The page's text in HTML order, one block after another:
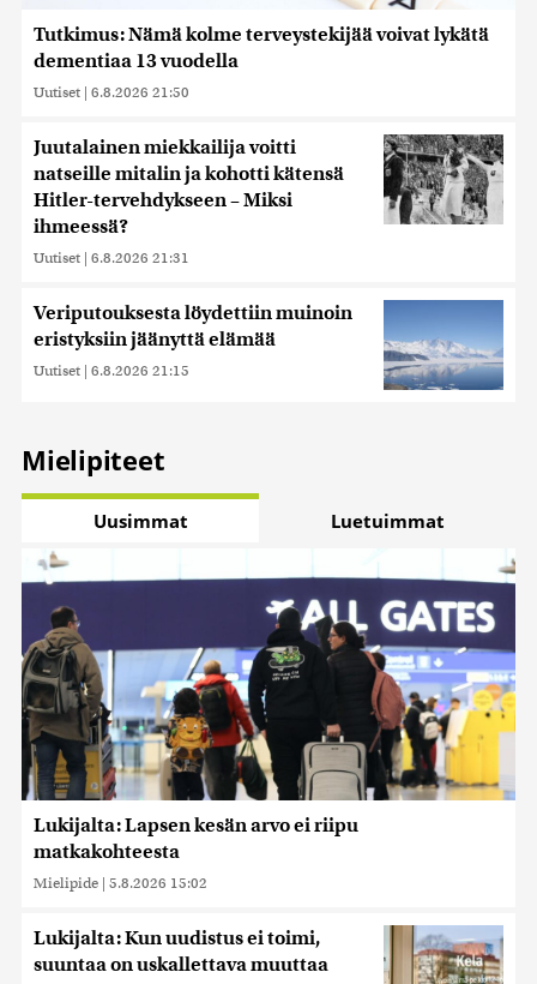
Tutkimus: Nämä kolme terveystekijää voivat lykätä
dementiaa 13 vuodella
Uutiset | 6.8.2026 21:50
Juutalainen miekkailija voitti
natseille mitalin ja kohotti kätensä
Hitler-tervehdykseen – Miksi
ihmeessä?
Uutiset | 6.8.2026 21:31
Veriputouksesta löydettiin muinoin
eristyksiin jäänyttä elämää
Uutiset | 6.8.2026 21:15
Mielipiteet
Uusimmat Luetuimmat
Lukijalta: Lapsen kesän arvo ei riipu
matkakohteesta
Mielipide | 5.8.2026 15:02
Lukijalta: Kun uudistus ei toimi,
suuntaa on uskallettava muuttaa